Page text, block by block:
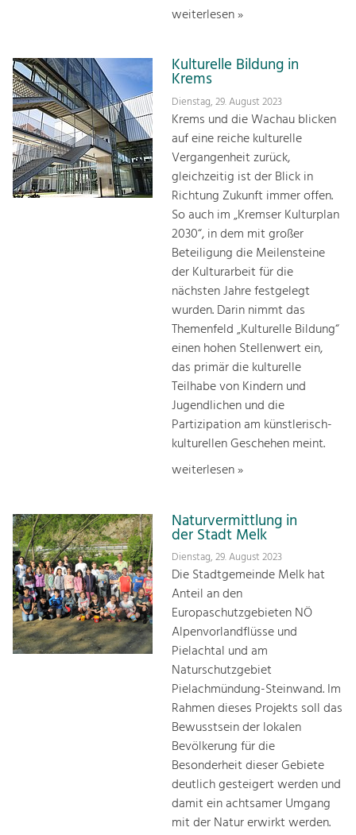
weiterlesen »
Kulturelle Bildung in
Krems
Dienstag, 29. August 2023
Krems und die Wachau blicken
auf eine reiche kulturelle
Vergangenheit zurück,
gleichzeitig ist der Blick in
Richtung Zukunft immer offen.
So auch im „Kremser Kulturplan
2030“, in dem mit großer
Beteiligung die Meilensteine
der Kulturarbeit für die
nächsten Jahre festgelegt
wurden. Darin nimmt das
Themenfeld „Kulturelle Bildung“
einen hohen Stellenwert ein,
das primär die kulturelle
Teilhabe von Kindern und
Jugendlichen und die
Partizipation am künstlerisch-
kulturellen Geschehen meint.
weiterlesen »
Naturvermittlung in
der Stadt Melk
Dienstag, 29. August 2023
Die Stadtgemeinde Melk hat
Anteil an den
Europaschutzgebieten NÖ
Alpenvorlandflüsse und
Pielachtal und am
Naturschutzgebiet
Pielachmündung-Steinwand. Im
Rahmen dieses Projekts soll das
Bewusstsein der lokalen
Bevölkerung für die
Besonderheit dieser Gebiete
deutlich gesteigert werden und
damit ein achtsamer Umgang
mit der Natur erwirkt werden.